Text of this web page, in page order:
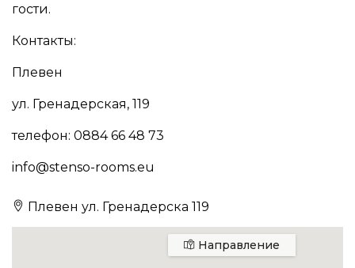
гости.
Контакты:
Плевен
ул. Гренадерская, 119
телефон: 0884 66 48 73
info@stenso-rooms.eu
Плевен ул. Гренадерска 119
Направление